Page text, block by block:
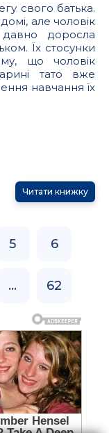
свого батька.
домі, але чоловік
доросла
Їх стосунки
що чоловік
тато вже
навчання їх
Читати книжку
5 6
... 62